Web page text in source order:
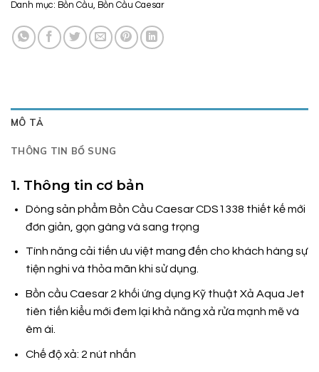
Danh mục: Bồn Cầu, Bồn Cầu Caesar
MÔ TẢ
THÔNG TIN BỔ SUNG
1. Thông tin cơ bản
Dòng sản phẩm Bồn Cầu Caesar CDS1338 thiết kế mới
đơn giản, gọn gàng và sang trọng
Tính năng cải tiến ưu việt mang đến cho khách hàng sự
tiện nghi và thỏa mãn khi sử dụng.
Bồn cầu Caesar 2 khối ứng dụng Kỹ thuật Xả Aqua Jet
tiên tiến kiểu mới đem lại khả năng xả rửa mạnh mẽ và
êm ái.
Chế độ xả: 2 nút nhấn